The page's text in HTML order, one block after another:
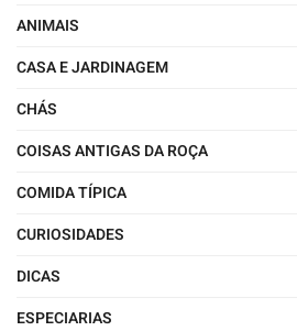
ANIMAIS
CASA E JARDINAGEM
CHÁS
COISAS ANTIGAS DA ROÇA
COMIDA TÍPICA
CURIOSIDADES
DICAS
ESPECIARIAS